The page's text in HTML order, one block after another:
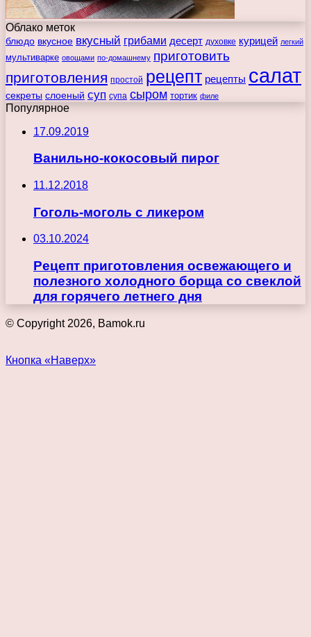
Облако меток
блюдо вкусное вкусный грибами десерт духовке курицей легкий
мультиварке овощами по-домашнему приготовить
приготовления простой рецепт рецепты салат
секреты слоеный суп супа сыром тортик филе
Популярное
17.09.2019
Ванильно-кокосовый пирог
11.12.2018
Гоголь-моголь с ликером
03.10.2024
Рецепт приготовления освежающего и
полезного холодного борща со свеклой
для горячего летнего дня
© Copyright 2026, Bamok.ru
Кнопка «Наверх»